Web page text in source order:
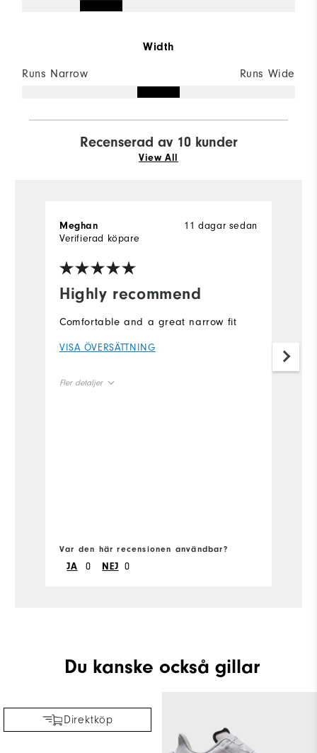
Width
Runs Narrow Runs Wide
Recenserad av 10 kunder
View All
Highly recommend
11 dagar sedan
Meghan
Verifierad köpare
Comfortable and a great narrow fit
VISA ÖVERSÄTTNING
Fler detaljer
Var den här recensionen användbar?
JA 0 NEJ 0
Du kanske också gillar
Direktköp